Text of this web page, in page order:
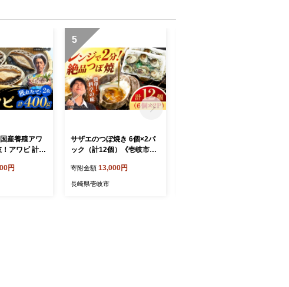
産養殖アワ
アワビ 計40
】アワビ 鮑
魚介 魚貝 産
円
5
サザエのつぼ焼き 6個×2パ
ック（計12個）《壱岐市》
ざえ サザエ 栄螺 つぼ焼き
BBQ おつまみ つまみ 海鮮
寄附金額 13,000円
長崎県壱岐市